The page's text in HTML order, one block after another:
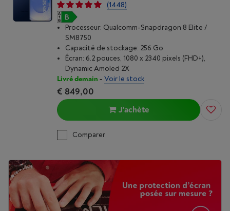
(1448)
Processeur: Qualcomm-Snapdragon 8 Elite /
SM8750
Capacité de stockage: 256 Go
Écran: 6.2 pouces, 1080 x 2340 pixels (FHD+),
Dynamic Amoled 2X
Livré demain - Voir le stock
€ 849,00
J'achète
Comparer